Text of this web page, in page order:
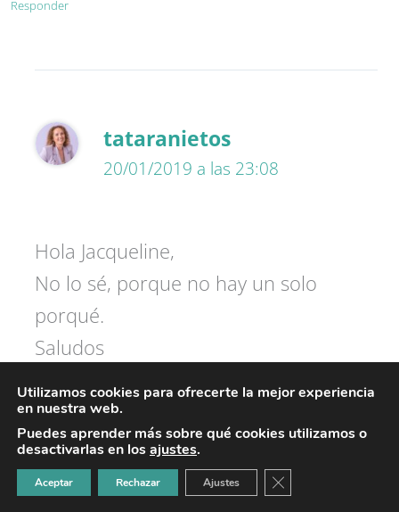
Responder
tataranietos
20/01/2019 a las 23:08
Hola Jacqueline,
No lo sé, porque no hay un solo
porqué.
Saludos
Responder
Utilizamos cookies para ofrecerte la mejor experiencia
en nuestra web.
Puedes aprender más sobre qué cookies utilizamos o
desactivarlas en losajustes.
Aceptar Rechazar Ajustes CERRAR EL